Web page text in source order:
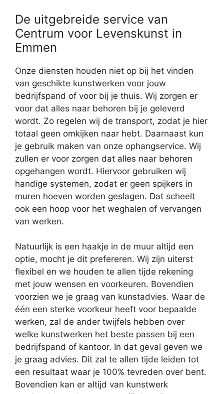
De uitgebreide service van
Centrum voor Levenskunst in
Emmen
Onze diensten houden niet op bij het vinden
van geschikte kunstwerken voor jouw
bedrijfspand of voor bij je thuis. Wij zorgen er
voor dat alles naar behoren bij je geleverd
wordt. Zo regelen wij de transport, zodat je hier
totaal geen omkijken naar hebt. Daarnaast kun
je gebruik maken van onze ophangservice. Wij
zullen er voor zorgen dat alles naar behoren
opgehangen wordt. Hiervoor gebruiken wij
handige systemen, zodat er geen spijkers in
muren hoeven worden geslagen. Dat scheelt
ook een hoop voor het weghalen of vervangen
van werken.
Natuurlijk is een haakje in de muur altijd een
optie, mocht je dit prefereren. Wij zijn uiterst
flexibel en we houden te allen tijde rekening
met jouw wensen en voorkeuren. Bovendien
voorzien we je graag van kunstadvies. Waar de
één een sterke voorkeur heeft voor bepaalde
werken, zal de ander twijfels hebben over
welke kunstwerken het beste passen bij een
bedrijfspand of kantoor. In dat geval geven we
je graag advies. Dit zal te allen tijde leiden tot
een resultaat waar je 100% tevreden over bent.
Bovendien kan er altijd van kunstwerk